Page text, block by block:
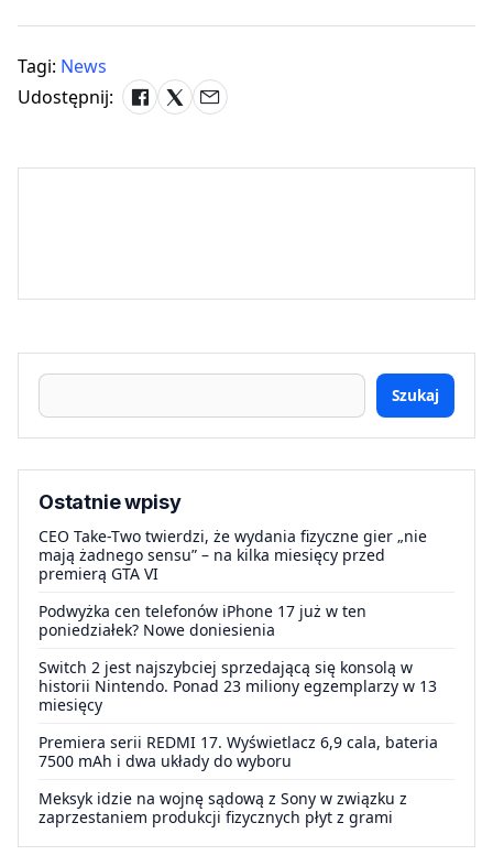
Tagi: News
Udostępnij:
Szukaj
Ostatnie wpisy
CEO Take-Two twierdzi, że wydania fizyczne gier „nie
mają żadnego sensu” – na kilka miesięcy przed
premierą GTA VI
Podwyżka cen telefonów iPhone 17 już w ten
poniedziałek? Nowe doniesienia
Switch 2 jest najszybciej sprzedającą się konsolą w
historii Nintendo. Ponad 23 miliony egzemplarzy w 13
miesięcy
Premiera serii REDMI 17. Wyświetlacz 6,9 cala, bateria
7500 mAh i dwa układy do wyboru
Meksyk idzie na wojnę sądową z Sony w związku z
zaprzestaniem produkcji fizycznych płyt z grami